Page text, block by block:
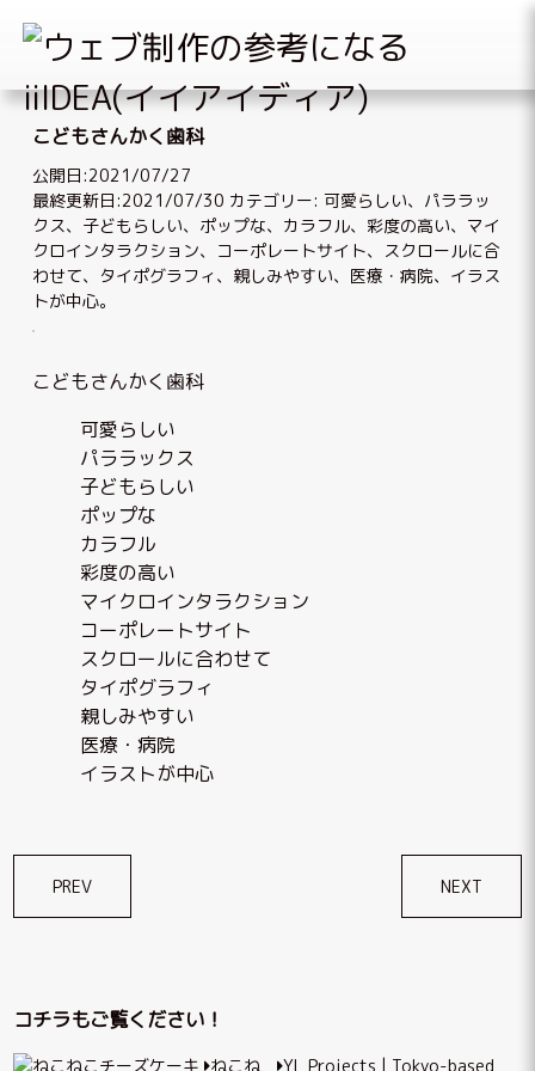
Skip
content
こどもさんかく歯科
公開日:2021/07/27
最終更新日:2021/07/30 カテゴリー: 可愛らしい、 パララッ
クス、 子どもらしい、 ポップな、 カラフル、 彩度の高い、 マイ
クロインタラクション、 コーポレートサイト、 スクロールに合
わせて、 タイポグラフィ、 親しみやすい、 医療・病院、 イラス
トが中心。
こどもさんかく歯科
可愛らしい
パララックス
子どもらしい
ポップな
カラフル
彩度の高い
マイクロインタラクション
コーポレートサイト
スクロールに合わせて
タイポグラフィ
親しみやすい
医療・病院
イラストが中心
稿
ゲ
PREV NEXT
コチラもご覧ください！
ねこね YL Projects | Tokyo-based